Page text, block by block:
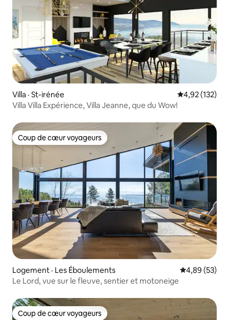
Villa · St-irénée Note
4,92 (132)
Villa Villa Expérience, Villa Jeanne, que du Wow!
Coup de cœur voyageurs
Coup de cœur voyageurs
Logement · Les Éboulements Note
4,89 (53)
Le Lord, vue sur le fleuve, sentier et motoneige
Coup de cœur voyageurs
Coup de cœur voyageurs